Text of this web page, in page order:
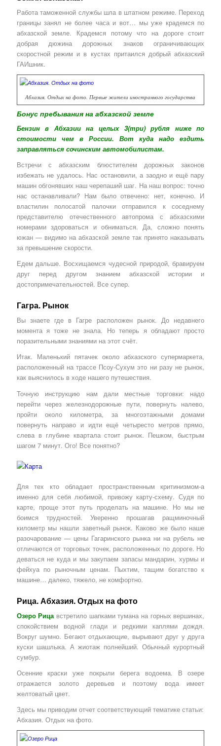
Работа таможенной службы шла в штатном режиме. Переход
границы занял не более часа и вот… мы уже крадемся по
абхазской земле. Крадемся потому что на дороге стоит
добрая дюжина дорожных знаков ограничивающих
скоростной режим и в кустах притаился добрый абхазский
ГАИшник.
Абхазия. Отдых на фото. Первые жители иностранного государства
Бонус пребывания на абхазской земле
Бензин в Абхазии на целых 3(три) рубля ниже по
стоимости чем в России. Вот куда надо ездить
заправляться сочинским автомобилистам.
Встречи с абхазским блюстителем дорожных законов
избежать не удалось. Нас остановили, а заодно и ещё пару
машин обгонявших наш черепаший шаг. На наш вопрос: точно
нас останавливали? Нам было отвечено: нет, конечно. И
властилин полосатой палочки отправился к соседнему
представителю отечественного автопрома с абхазскими
номерами здороваться и обниматься. Да, сложно понять
южан — видимо на абхазской земле так принято наказывать
за превышение скорости.
Едем дальше. Восхищаемся чудесной природой, бравируем
друг перед другом знанием абхазской истории и
достопримечательностей. Все супер.
Гагра. Рынок
Вы знаете где в Гагре расположен рынок. До недавнего
момента я тоже не знала. Но теперь я обладают просто
поразительными знаниями на этот счёт.
Итак. Маленький пятачек около абхазского супермаркета,
расположенный на трассе Псоу-Сухум это ни разу не рынок,
как выяснилось в ходе нашего путешествия.
Точную инструкцию нам дали местные торговки: надо
перейти через железнодорожные пути, повернуть налево,
пройти около километра, за многоэтажными домами
повернуть направо и идти ещё четыресто метров прямо,
слева в глубине квартала стоит рынок. Пешком, быстрым
шагом 7 минут. Ого! Все понятно?
Для тех кто обладает пространственным критинизмом-а
именно для себя любимой, привожу карту-схему. Судя по
карте, проще этот путь проделать на машине. Но мы не
боимся трудностей. Уверенно прошагав ращминочный
километр мы нашли заветный рынок. Каково же было наше
разочарование — цены Гагаринского рынка ни на рубель не
отличаются от торговых точек, расположенных по дороге. Но
деваться не куда и мы закупаем запасы мандарин, хурмы и
фейхуа по рыночным ценам. Пыхтим, тащим богатство к
машине… далеко, тяжело, не комфортно.
Рица. Абхазия. Отдых на фото
Озеро Рица встретило шапками тумана на горных вершинах,
спокойствием водной глади и редкими каплями дождя.
Вокруг шумно. Бегают отдыхающие, вырывают друг у друга
куски шашлыка. А жиотаж полнейший. Обычный курортный
сумбур.
Осенние краски уже покрыли берега водоема. В озере
отражается золото деревьев и поэтому вода имеет
желтоватый цвет.
Здесь мы приводим отчет соответствующий тематике статьи:
Абхазия. Отдых на фото.